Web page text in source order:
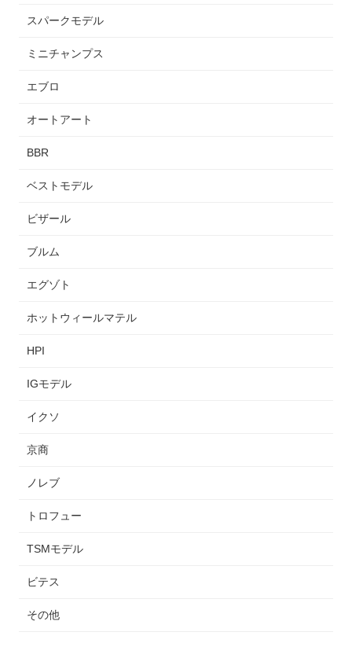
スパークモデル
ミニチャンプス
エブロ
オートアート
BBR
ベストモデル
ビザール
ブルム
エグゾト
ホットウィールマテル
HPI
IGモデル
イクソ
京商
ノレブ
トロフュー
TSMモデル
ビテス
その他